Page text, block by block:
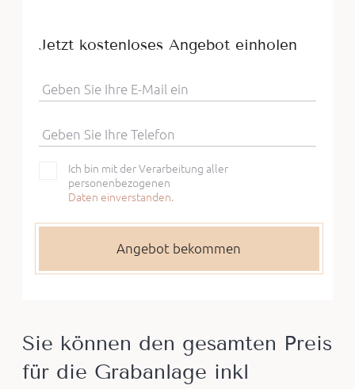
Jetzt kostenloses Angebot einholen
Geben Sie Ihre E-Mail ein
Geben Sie Ihre Telefon
Ich bin mit der Verarbeitung aller
personenbezogenen
Daten einverstanden.
Sie können den gesamten Preis
für die Grabanlage inkl